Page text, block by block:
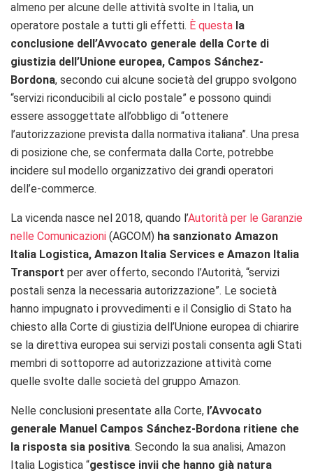
almeno per alcune delle attività svolte in Italia, un
operatore postale a tutti gli effetti. È questa la
conclusione dell’Avvocato generale della Corte di
giustizia dell’Unione europea, Campos Sánchez-
Bordona, secondo cui alcune società del gruppo svolgono
“servizi riconducibili al ciclo postale” e possono quindi
essere assoggettate all’obbligo di “ottenere
l’autorizzazione prevista dalla normativa italiana”. Una presa
di posizione che, se confermata dalla Corte, potrebbe
incidere sul modello organizzativo dei grandi operatori
dell’e-commerce.
La vicenda nasce nel 2018, quando l’Autorità per le Garanzie
nelle Comunicazioni (AGCOM) ha sanzionato Amazon
Italia Logistica, Amazon Italia Services e Amazon Italia
Transport per aver offerto, secondo l’Autorità, “servizi
postali senza la necessaria autorizzazione”. Le società
hanno impugnato i provvedimenti e il Consiglio di Stato ha
chiesto alla Corte di giustizia dell’Unione europea di chiarire
se la direttiva europea sui servizi postali consenta agli Stati
membri di sottoporre ad autorizzazione attività come
quelle svolte dalle società del gruppo Amazon.
Nelle conclusioni presentate alla Corte, l’Avvocato
generale Manuel Campos Sánchez-Bordona ritiene che
la risposta sia positiva. Secondo la sua analisi, Amazon
Italia Logistica “gestisce invii che hanno già natura